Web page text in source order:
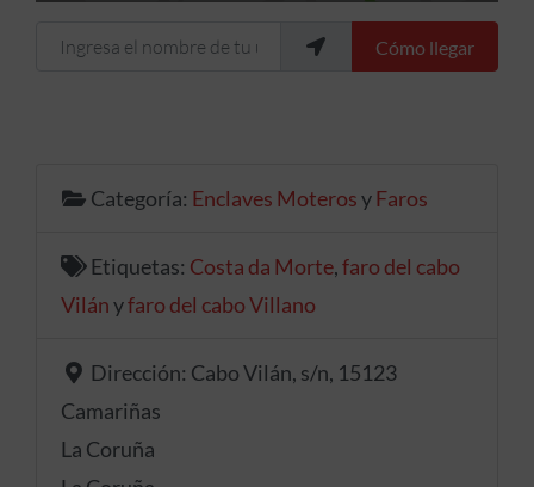
Ingresa el nombre de tu ubicación Cómo llegar
Categoría: Enclaves MoterosyFaros
Etiquetas: Costa da Morte,faro del cabo
Vilányfaro del cabo Villano
Dirección: Cabo Vilán, s/n, 15123
Camariñas
La Coruña